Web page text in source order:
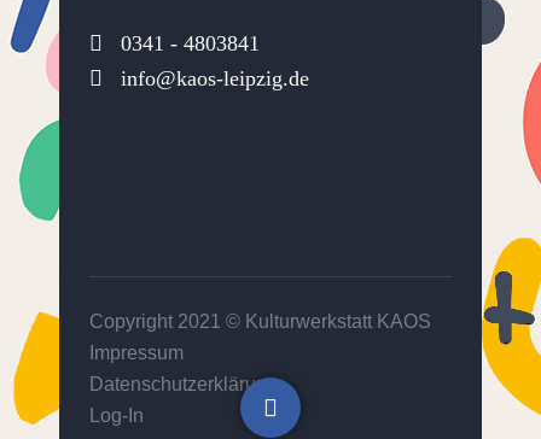
0341 - 4803841
info@kaos-leipzig.de
Copyright 2021 © Kulturwerkstatt KAOS
Impressum
Datenschutzerklärung
Log-In